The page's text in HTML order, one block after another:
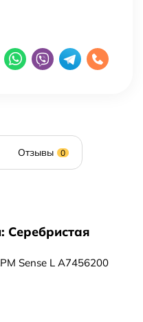
Отзывы 0
Серебристая
Sense L A7456200